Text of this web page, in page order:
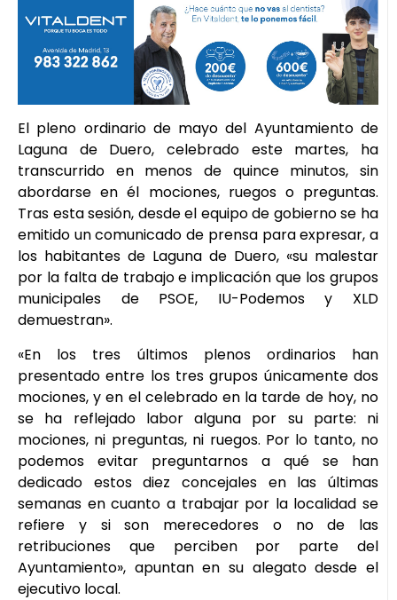
El pleno ordinario de mayo del Ayuntamiento de
Laguna de Duero, celebrado este martes, ha
transcurrido en menos de quince minutos, sin
abordarse en él mociones, ruegos o preguntas.
Tras esta sesión, desde el equipo de gobierno se ha
emitido un comunicado de prensa para expresar, a
los habitantes de Laguna de Duero, «su malestar
por la falta de trabajo e implicación que los grupos
municipales de PSOE, IU-Podemos y XLD
demuestran».
«En los tres últimos plenos ordinarios han
presentado entre los tres grupos únicamente dos
mociones, y en el celebrado en la tarde de hoy, no
se ha reflejado labor alguna por su parte: ni
mociones, ni preguntas, ni ruegos. Por lo tanto, no
podemos evitar preguntarnos a qué se han
dedicado estos diez concejales en las últimas
semanas en cuanto a trabajar por la localidad se
refiere y si son merecedores o no de las
retribuciones que perciben por parte del
Ayuntamiento», apuntan en su alegato desde el
ejecutivo local.